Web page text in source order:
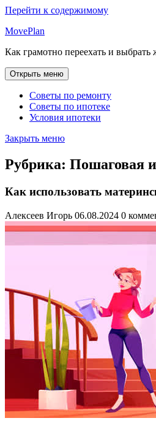
Перейти к содержимому
MovePlan
Как грамотно переехать и выбрать
Открыть меню
Советы по ремонту
Советы по ипотеке
Условия ипотеки
Закрыть меню
Рубрика: Пошаговая
Как использовать
Алексеев Игорь 06.08.2024 0